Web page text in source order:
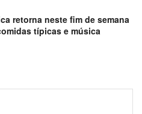
retorna neste fim de semana
típicas e música